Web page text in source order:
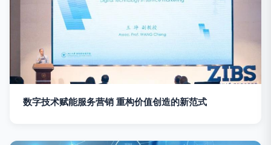
数字技术赋能服务营销 重构价值创造的新范式